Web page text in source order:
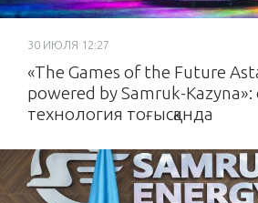
30 ИЮЛЯ 12:27
«The Games of the Future
powered by Samruk-Kazyna»:
технология тоғысқанда